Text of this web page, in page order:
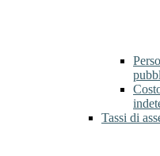
Tassi di